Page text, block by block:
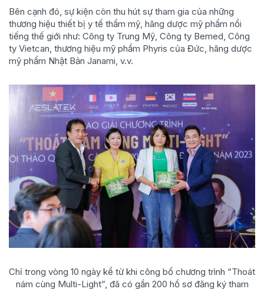
Bên cạnh đó, sự kiện còn thu hút sự tham gia của những
thương hiệu thiết bị y tế thẩm mỹ, hãng dược mỹ phẩm nổi
tiếng thế giới như: Công ty Trung Mỹ, Công ty Bemed, Công
ty Vietcan, thương hiệu mỹ phẩm Phyris của Đức, hãng dược
mỹ phẩm Nhật Bản Janami, v.v.
Chỉ trong vòng 10 ngày kể từ khi công bố chương trình “Thoát
nám cùng Multi-Light”, đã có gần 200 hồ sơ đăng ký tham